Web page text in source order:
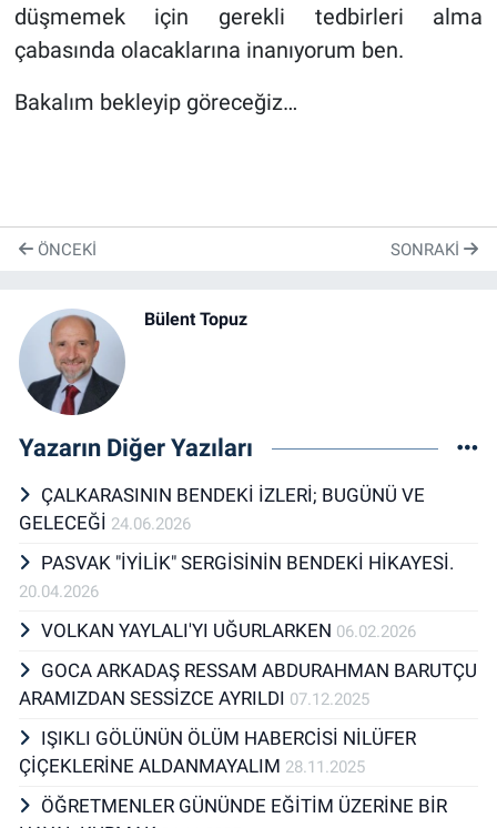
düşmemek için gerekli tedbirleri alma
çabasında olacaklarına inanıyorum ben.
Bakalım bekleyip göreceğiz…
ÖNCEKI SONRAKI
Bülent Topuz
Yazarın Diğer Yazıları
ÇALKARASININ BENDEKİ İZLERİ; BUGÜNÜ VE
GELECEĞİ 24.06.2026
PASVAK "İYİLİK" SERGİSİNİN BENDEKİ HİKAYESİ.
20.04.2026
VOLKAN YAYLALI'YI UĞURLARKEN 06.02.2026
GOCA ARKADAŞ RESSAM ABDURAHMAN BARUTÇU
ARAMIZDAN SESSİZCE AYRILDI 07.12.2025
IŞIKLI GÖLÜNÜN ÖLÜM HABERCİSİ NİLÜFER
ÇİÇEKLERİNE ALDANMAYALIM 28.11.2025
ÖĞRETMENLER GÜNÜNDE EĞİTİM ÜZERİNE BİR